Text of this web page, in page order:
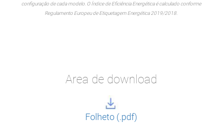
configuração de cada modelo. O Índice de Eficiência Energética é calculado conforme
Regulamento Europeu de Etiquetagem Energética 2019/2018.
Area de download
Folheto (.pdf)